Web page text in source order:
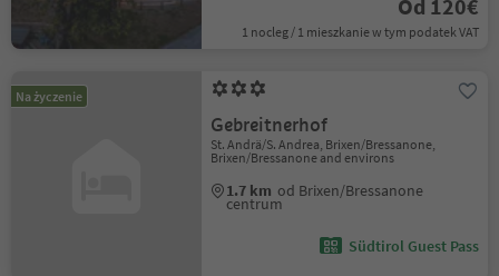
Od 120€
1 nocleg / 1 mieszkanie w tym podatek VAT
Na życzenie
Gebreitnerhof
St. Andrä/S. Andrea, Brixen/Bressanone,
Brixen/Bressanone and environs
1.7 km od Brixen/Bressanone
centrum
Südtirol Guest Pass